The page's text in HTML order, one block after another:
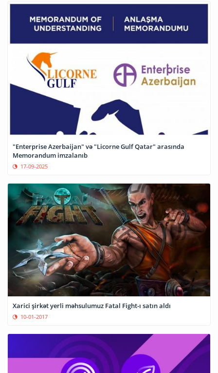
"Enterprise Azerbaijan" və "Licorne Gulf Qatar" arasında
Memorandum imzalanıb
17-09-2025
Xarici şirkət yerli məhsulumuz Fatal Fight-ı satın aldı
10-01-2017